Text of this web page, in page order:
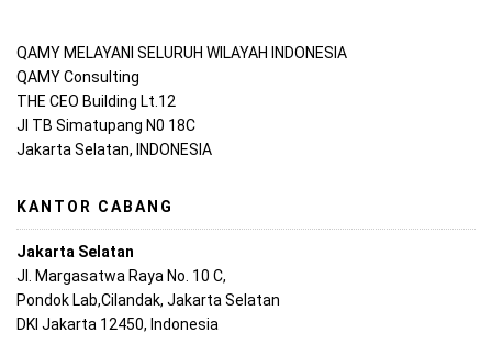
QAMY MELAYANI SELURUH WILAYAH INDONESIA
QAMY Consulting
THE CEO Building Lt.12
Jl TB Simatupang N0 18C
Jakarta Selatan, INDONESIA
KANTOR CABANG
Jakarta Selatan
Jl. Margasatwa Raya No. 10 C,
Pondok Lab,Cilandak, Jakarta Selatan
DKI Jakarta 12450, Indonesia